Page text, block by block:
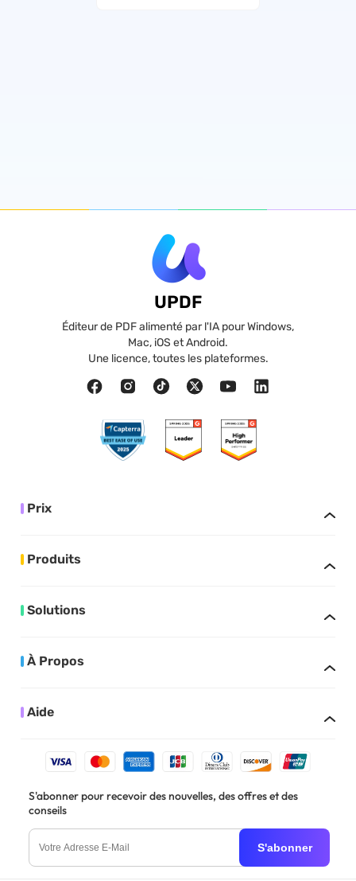
UPDF
Éditeur de PDF alimenté par l'IA pour Windows,
Mac, iOS et Android.
Une licence, toutes les plateformes.
Prix
Produits
Solutions
À Propos
Aide
S'abonner pour recevoir des nouvelles, des offres et des
conseils
S'abonner